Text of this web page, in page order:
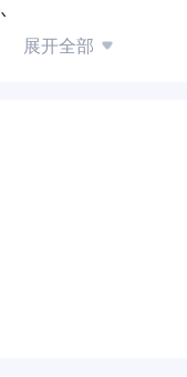
替用户把关”的核心
的同时，凭借优秀
证、进出口产品认
融合方式打造的综
示范运营的测试研
全领域，与国家网
将持续发力“数字化
展开全部